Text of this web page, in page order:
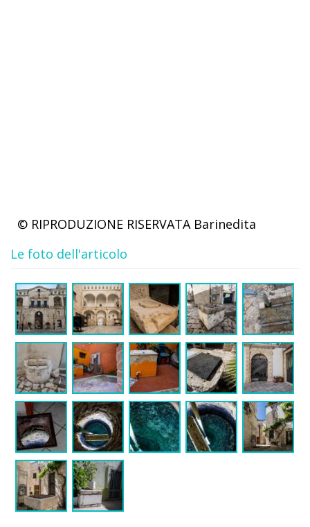
© RIPRODUZIONE RISERVATA Barinedita
Le foto dell'articolo